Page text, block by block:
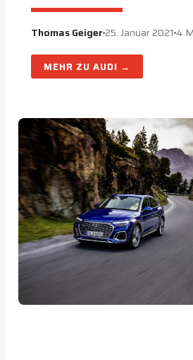
Thomas Geiger25. Januar 2021 4
AUDI